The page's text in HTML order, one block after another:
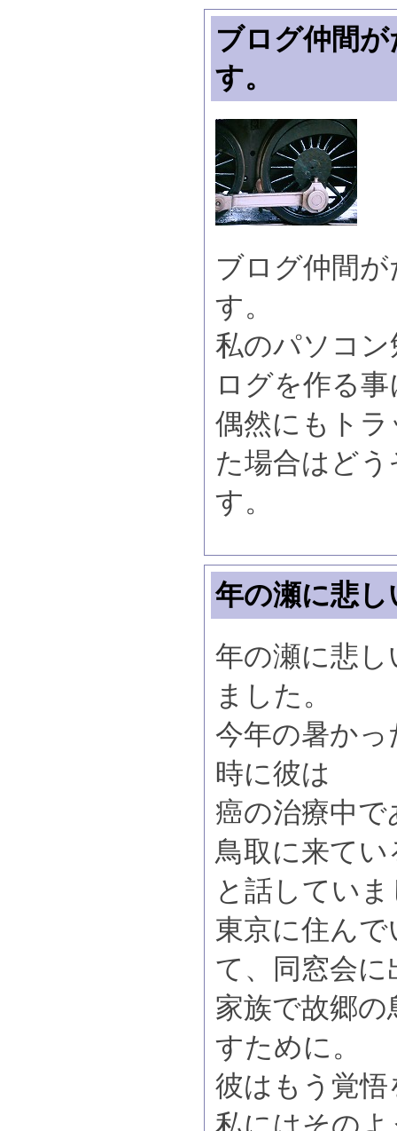
ブログ仲間
す。
ブログ仲間
す。
私のパソコ
ログを作る
偶然にもト
た場合はど
す。
年の瀬に悲
年の瀬に悲
ました。
今年の暑か
時に彼は
癌の治療中
鳥取に来てい
と話してい
東京に住ん
て、同窓会
家族で故郷
すために。
彼はもう覚